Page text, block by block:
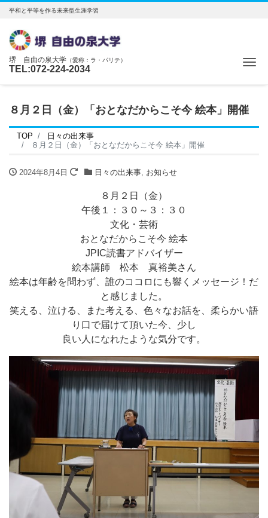
平和と平等を作る未来型生涯学習
堺 自由の泉大学 （愛称：ラ・パリテ）
TEL:072-224-2034
８月２日（金）「おとなだからこそ今 絵本」開催
TOP
日々の出来事
８月２日（金）「おとなだからこそ今 絵本」開催
2024年8月4日 日々の出来事, お知らせ
８月２日（金）
午後１：３０～３：３０
文化・芸術
おとなだからこそ今 絵本
JPIC読書アドバイザー
絵本講師 松本 真裕美さん
絵本は年齢を問わず、誰のココロにも響くメッセージ！だ
と感じました。
笑える、泣ける、また考える、色々なお話を、柔らかい語
り口で届けて頂いた今、少し
良い人になれたような気分です。